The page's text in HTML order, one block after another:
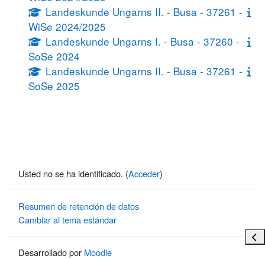
Landeskunde Ungarns II. - Busa - 37261 -
WiSe 2024/2025
Landeskunde Ungarns I. - Busa - 37260 -
SoSe 2024
Landeskunde Ungarns II. - Busa - 37261 -
SoSe 2025
Usted no se ha identificado. (Acceder)
Resumen de retención de datos
Cambiar al tema estándar
Desarrollado por Moodle